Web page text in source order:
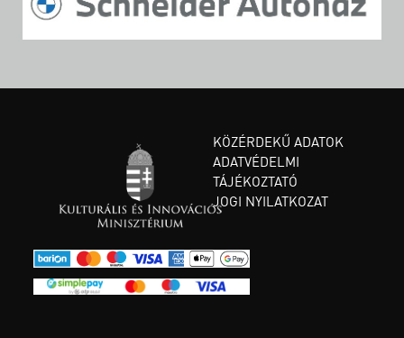
KÖZÉRDEKŰ ADATOK
ADATVÉDELMI
TÁJÉKOZTATÓ
JOGI NYILATKOZAT